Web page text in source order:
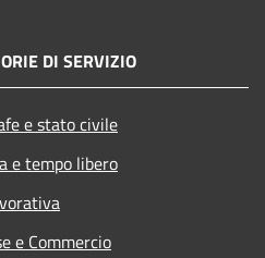
DI SERVIZIO
e stato civile
e tempo libero
e Commercio